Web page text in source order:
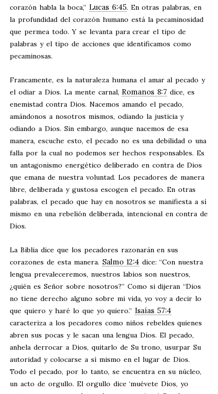
corazón habla la boca,” Lucas 6:45. En otras palabras, en
la profundidad del corazón humano está la pecaminosidad
que permea todo. Y se levanta para crear el tipo de
palabras y el tipo de acciones que identificamos como
pecaminosas.
Francamente, es la naturaleza humana el amar al pecado y
el odiar a Dios. La mente carnal, Romanos 8:7 dice, es
enemistad contra Dios. Nacemos amando el pecado,
amándonos a nosotros mismos, odiando la justicia y
odiando a Dios. Sin embargo, aunque nacemos de esa
manera, escuche esto, el pecado no es una debilidad o una
falla por la cual no podemos ser hechos responsables. Es
un antagonismo energético deliberado en contra de Dios
que emana de nuestra voluntad. Los pecadores de manera
libre, deliberada y gustosa escogen el pecado. En otras
palabras, el pecado que hay en nosotros se manifiesta a sí
mismo en una rebelión deliberada, intencional en contra de
Dios.
La Biblia dice que los pecadores razonarán en sus
corazones de esta manera. Salmo 12:4 dice: “Con nuestra
lengua prevaleceremos, nuestros labios son nuestros,
¿quién es Señor sobre nosotros?” Como si dijeran “Dios
no tiene derecho alguno sobre mi vida, yo voy a decir lo
que quiero y haré lo que yo quiero.” Isaías 57:4
caracteriza a los pecadores como niños rebeldes quienes
abren sus pocas y le sacan una lengua Dios. El pecado,
anhela derrocar a Dios, quitarlo de Su trono, usurpar Su
autoridad y colocarse a sí mismo en el lugar de Dios.
Todo el pecado, por lo tanto, se encuentra en su núcleo,
un acto de orgullo. El orgullo dice ‘muévete Dios, yo